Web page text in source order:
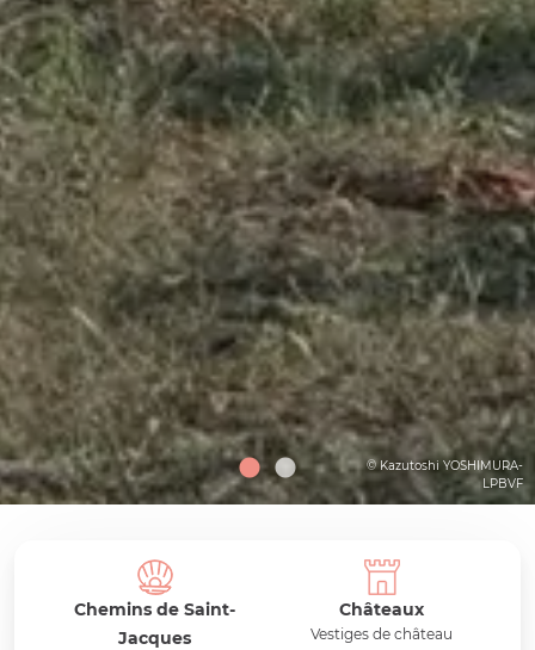
© Kazutoshi YOSHIMURA-
LPBVF
Chemins de Saint-
Jacques
Châteaux
Vestiges de château